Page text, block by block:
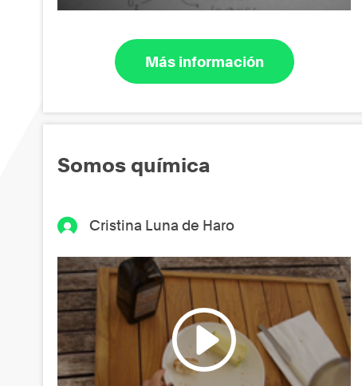
Más información
Somos química
Cristina Luna de Haro